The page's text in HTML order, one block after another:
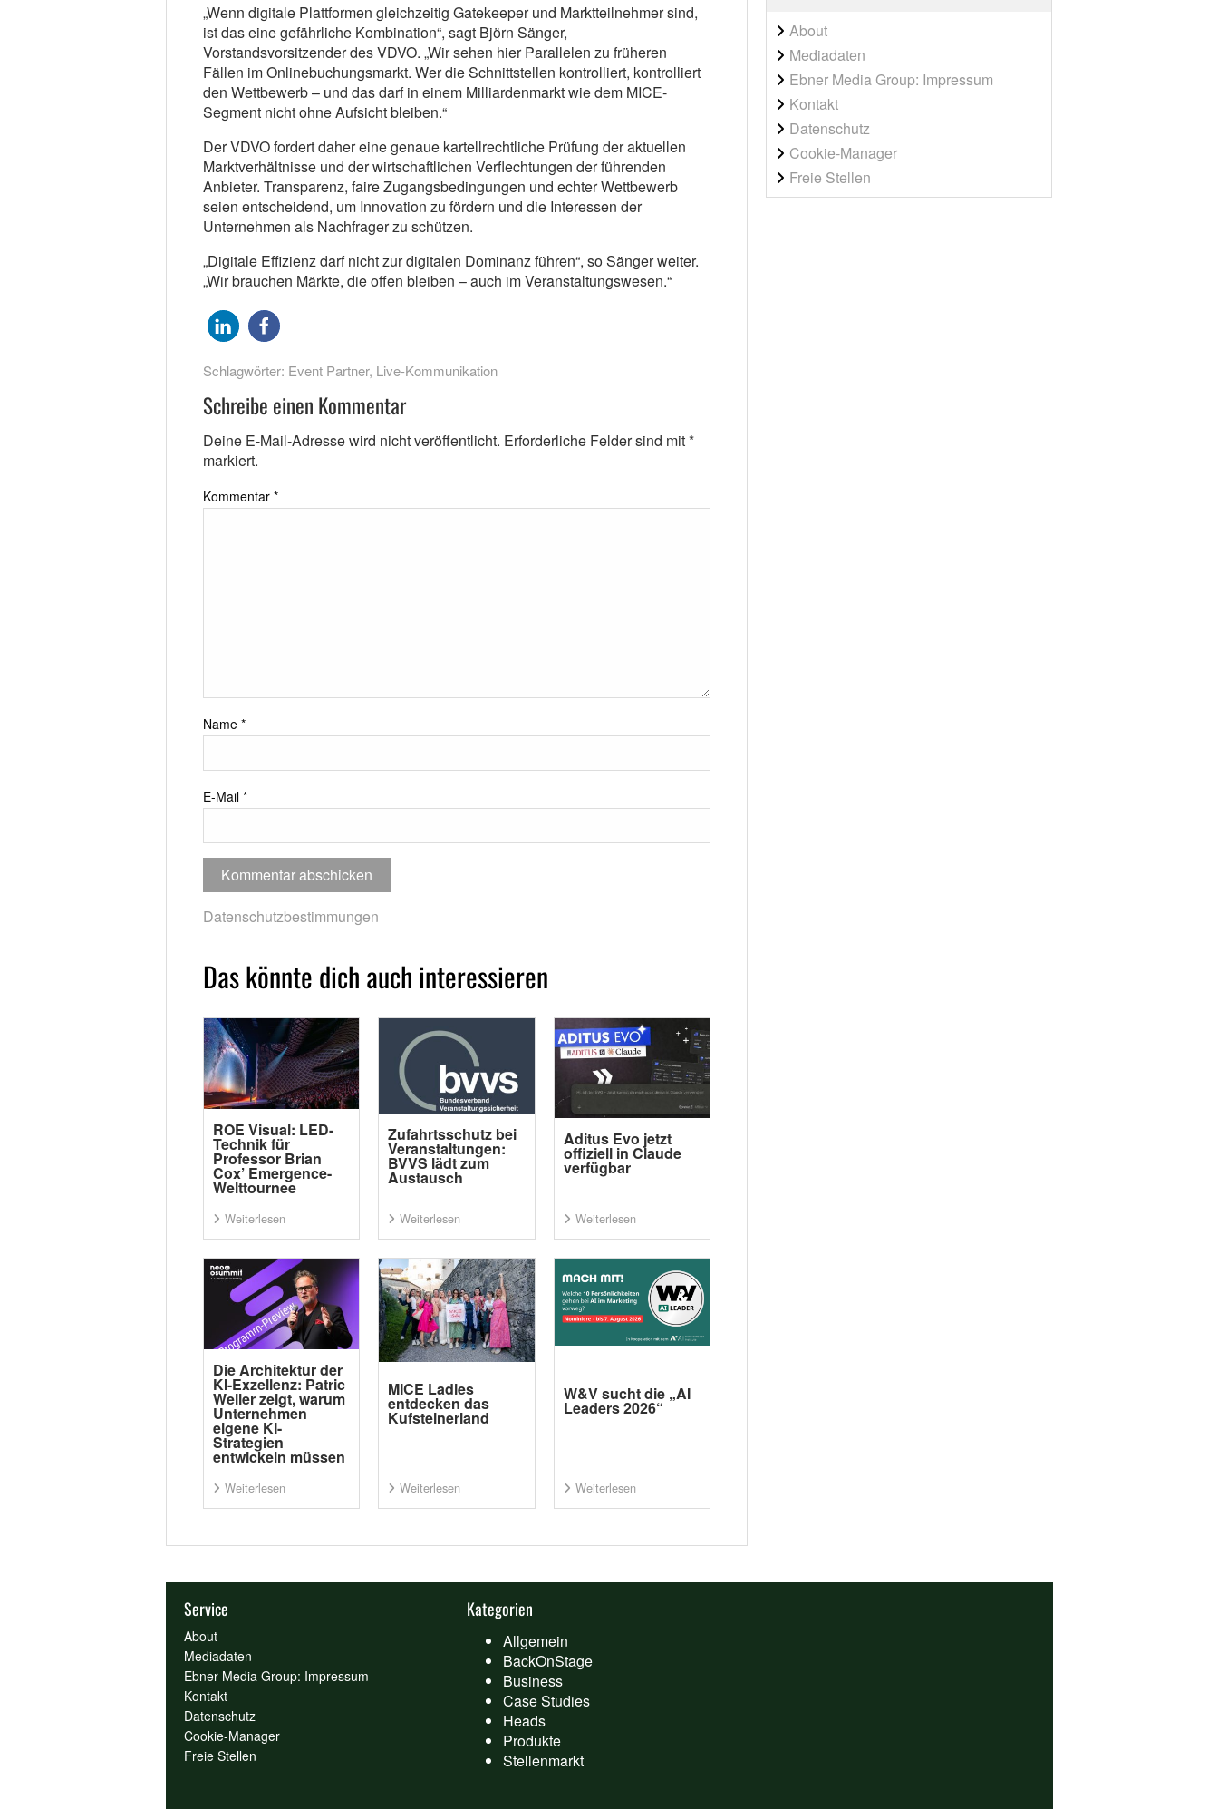
„Wenn digitale Plattformen gleichzeitig Gatekeeper und Marktteilnehmer sind,
ist das eine gefährliche Kombination“, sagt Björn Sänger,
Vorstandsvorsitzender des VDVO. „Wir sehen hier Parallelen zu früheren
Fällen im Onlinebuchungsmarkt. Wer die Schnittstellen kontrolliert, kontrolliert
den Wettbewerb – und das darf in einem Milliardenmarkt wie dem MICE-
Segment nicht ohne Aufsicht bleiben.“
Der VDVO fordert daher eine genaue kartellrechtliche Prüfung der aktuellen
Marktverhältnisse und der wirtschaftlichen Verflechtungen der führenden
Anbieter. Transparenz, faire Zugangsbedingungen und echter Wettbewerb
seien entscheidend, um Innovation zu fördern und die Interessen der
Unternehmen als Nachfrager zu schützen.
„Digitale Effizienz darf nicht zur digitalen Dominanz führen“, so Sänger weiter.
„Wir brauchen Märkte, die offen bleiben – auch im Veranstaltungswesen.“
Schlagwörter: Event Partner, Live-Kommunikation
Schreibe einen Kommentar
Deine E-Mail-Adresse wird nicht veröffentlicht. Erforderliche Felder sind mit*
markiert.
Kommentar *
Name *
E-Mail *
Datenschutzbestimmungen
Das könnte dich auch interessieren
ROE Visual: LED-
Technik für
Professor Brian
Cox’ Emergence-
Welttournee
Weiterlesen
Zufahrtsschutz bei
Veranstaltungen:
BVVS lädt zum
Austausch
Weiterlesen
Aditus Evo jetzt
offiziell in Claude
verfügbar
Weiterlesen
Die Architektur der
KI-Exzellenz: Patric
Weiler zeigt, warum
Unternehmen
eigene KI-
Strategien
entwickeln müssen
Weiterlesen
MICE Ladies
entdecken das
Kufsteinerland
Weiterlesen
W&V sucht die „AI
Leaders 2026“
Weiterlesen
About
Mediadaten
Ebner Media Group: Impressum
Kontakt
Datenschutz
Cookie-Manager
Freie Stellen
Service
About
Mediadaten
Ebner Media Group: Impressum
Kontakt
Datenschutz
Cookie-Manager
Freie Stellen
Kategorien
Allgemein
BackOnStage
Business
Case Studies
Heads
Produkte
Stellenmarkt